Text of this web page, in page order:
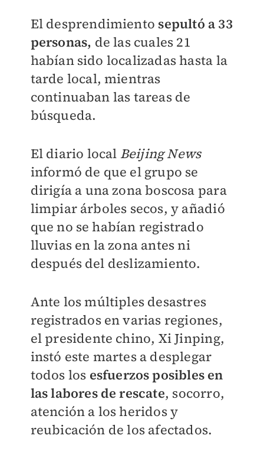
El desprendimiento sepultó a 33
personas, de las cuales 21
habían sido localizadas hasta la
tarde local, mientras
continuaban las tareas de
búsqueda.
El diario local Beijing News
informó de que el grupo se
dirigía a una zona boscosa para
limpiar árboles secos, y añadió
que no se habían registrado
lluvias en la zona antes ni
después del deslizamiento.
Ante los múltiples desastres
registrados en varias regiones,
el presidente chino, Xi Jinping,
instó este martes a desplegar
todos los esfuerzos posibles en
las labores de rescate, socorro,
atención a los heridos y
reubicación de los afectados.